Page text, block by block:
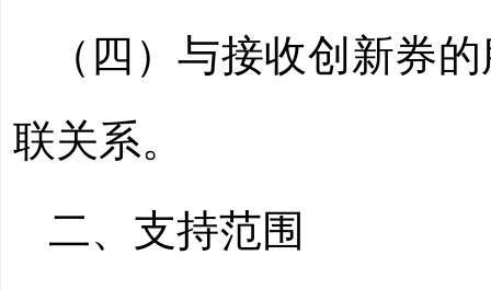
（四）与接收创新券
联关系。
二、支持范围